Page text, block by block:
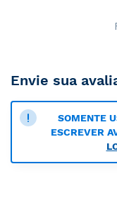
Envie sua
SOMENTE
ESCREVER